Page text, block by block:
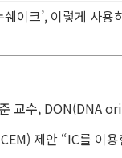
이크’, 이렇게 사용
교수, DON(DNA
제안 “IC를 이